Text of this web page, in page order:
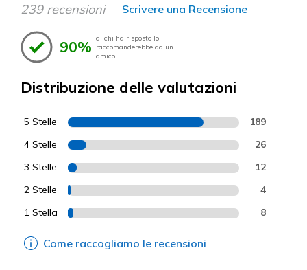
239 recensioni Scrivere una Recensione
90% di chi ha risposto lo
raccomanderebbe ad un
amico.
Distribuzione delle valutazioni
5 Stelle 189
4 Stelle 26
3 Stelle 12
2 Stelle 4
1 Stella 8
Come raccogliamo le recensioni